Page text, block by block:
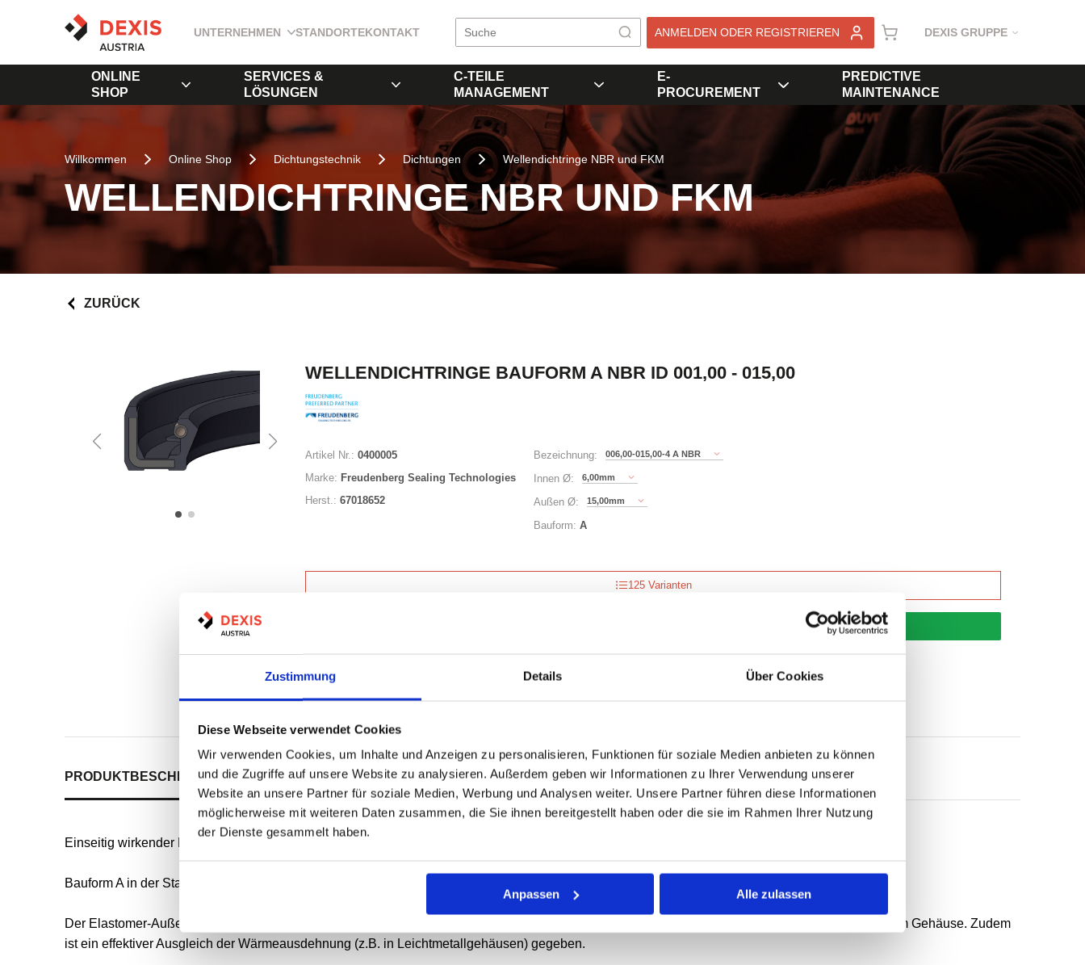
Zustimmung Details Über Cookies
Diese Webseite verwendet Cookies
Wir verwenden Cookies, um Inhalte und Anzeigen zu personalisieren, Funktionen für soziale Medien anbieten zu können
und die Zugriffe auf unsere Website zu analysieren. Außerdem geben wir Informationen zu Ihrer Verwendung unserer
Website an unsere Partner für soziale Medien, Werbung und Analysen weiter. Unsere Partner führen diese Informationen
möglicherweise mit weiteren Daten zusammen, die Sie ihnen bereitgestellt haben oder die sie im Rahmen Ihrer Nutzung
der Dienste gesammelt haben.
Anpassen Alle zulassen
UNTERNEHMEN STANDORTEKONTAKT ANMELDEN ODER REGISTRIEREN DEXIS GRUPPE
ONLINE
SHOP
SERVICES &
LÖSUNGEN
C-TEILE
MANAGEMENT
E-
PROCUREMENT
PREDICTIVE
MAINTENANCE
Willkommen Online Shop Dichtungstechnik Dichtungen Wellendichtringe NBR und FKM
WELLENDICHTRINGE NBR UND FKM
ZURÜCK
WELLENDICHTRINGE BAUFORM A NBR ID 001,00 - 015,00
Artikel Nr.: 0400005
Marke: Freudenberg Sealing Technologies
Herst.: 67018652
Bezeichnung: 006,00-015,00-4 A NBR
Innen Ø: 6,00mm
Außen Ø: 15,00mm
Bauform: A
125 Varianten
Lager anzeigen
Print
PRODUKTBESCHREIBUNGALLE SPEZIFIKATIONENVARIANTEN
Einseitig wirkender Radial-Wellendichtring für rotierende oder schwenkbewegte Wellen.
Bauform A in der Standardausführung nach DIN 3760 mit Elastomer-Außenmantel, metallischem Versteifungsring und federunterstützter Dichtlippe.
Der Elastomer-Außenmantel ermöglicht eine gute statische Abdichtung bei dünnflüssigen oder gasförmigen Medien, gröberer Rauheit und geteiltem Gehäuse. Zudem
ist ein effektiver Ausgleich der Wärmeausdehnung (z.B. in Leichtmetallgehäusen) gegeben.